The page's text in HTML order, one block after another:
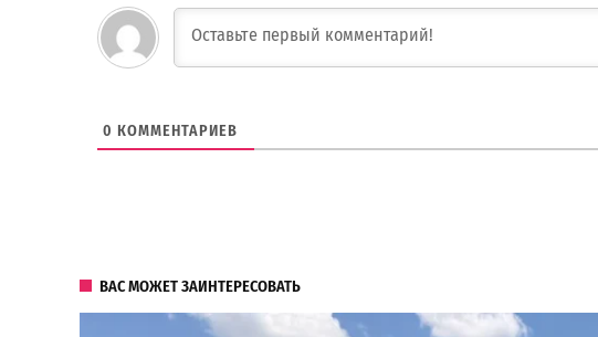
0 КОММЕНТАРИЕВ
ВАС МОЖЕТ ЗАИНТЕРЕСОВАТЬ